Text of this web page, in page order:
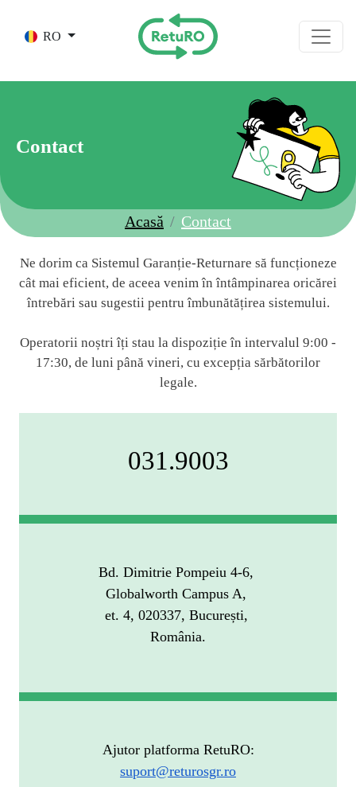
RO
Contact
Acasă Contact
Ne dorim ca Sistemul Garanție-Returnare să funcționeze
cât mai eficient, de aceea venim în întâmpinarea oricărei
întrebări sau sugestii pentru îmbunătățirea sistemului.
Operatorii noștri îți stau la dispoziție în intervalul 9:00 -
17:30, de luni până vineri, cu excepția sărbătorilor
legale.
031.9003
Bd. Dimitrie Pompeiu 4-6,
Globalworth Campus A,
et. 4, 020337, București,
România.
Ajutor platforma RetuRO:
suport@returosgr.ro